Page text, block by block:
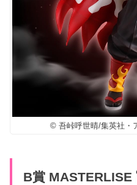
© 吾峠呼世晴/集英社・
B賞